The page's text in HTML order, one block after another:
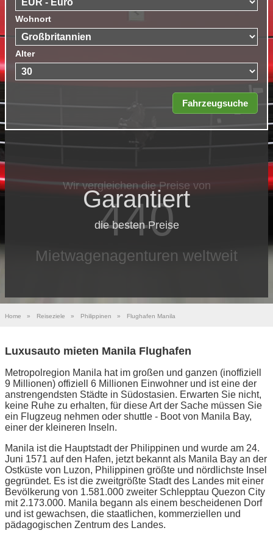
Wohnort
Alter
Wir vergleichen die Preise von
440
Mietwagenagenturen weltweit
Garantiert
die besten Preise
Home » Reiseziele » Philippinen » Flughafen Manila
Luxusauto mieten Manila Flughafen
Metropolregion Manila hat im großen und ganzen (inoffiziell
9 Millionen) offiziell 6 Millionen Einwohner und ist eine der
anstrengendsten Städte in Südostasien. Erwarten Sie nicht,
keine Ruhe zu erhalten, für diese Art der Sache müssen Sie
ein Flugzeug nehmen oder shuttle - Boot von Manila Bay,
einer der kleineren Inseln.
Manila ist die Hauptstadt der Philippinen und wurde am 24.
Juni 1571 auf den Hafen, jetzt bekannt als Manila Bay an der
Ostküste von Luzon, Philippinen größte und nördlichste Insel
gegründet. Es ist die zweitgrößte Stadt des Landes mit einer
Bevölkerung von 1.581.000 zweiter Schlepptau Quezon City
mit 2.173.000. Manila begann als einem bescheidenen Dorf
und ist gewachsen, die staatlichen, kommerziellen und
pädagogischen Zentrum des Landes.